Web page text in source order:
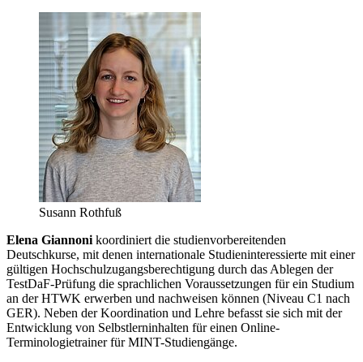
Susann Rothfuß
Elena Giannoni koordiniert die studienvorbereitenden
Deutschkurse, mit denen internationale Studieninteressierte mit einer
gültigen Hochschulzugangsberechtigung durch das Ablegen der
TestDaF-Prüfung die sprachlichen Voraussetzungen für ein Studium
an der HTWK erwerben und nachweisen können (Niveau C1 nach
GER). Neben der Koordination und Lehre befasst sie sich mit der
Entwicklung von Selbstlerninhalten für einen Online-
Terminologietrainer für MINT-Studiengänge.